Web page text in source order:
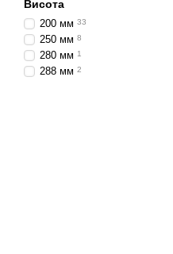
Висота
200 мм 33
250 мм 8
280 мм 1
288 мм 2